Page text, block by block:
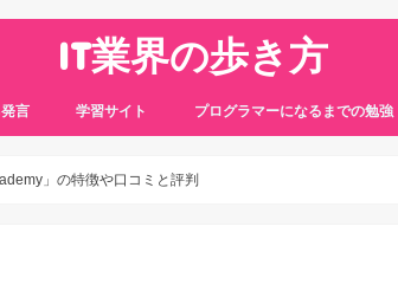
IT業界の歩き方
言 学習サイト プログラマーになるまでの勉強
」の特徴や口コミと評判